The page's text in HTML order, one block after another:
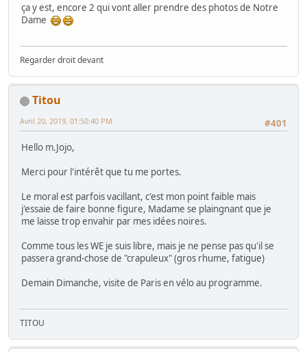
ça y est, encore 2 qui vont aller prendre des photos de Notre
Dame
Regarder droit devant
Titou
#401
Avril 20, 2019, 01:50:40 PM
Hello m.Jojo,
Merci pour l'intérêt que tu me portes.
Le moral est parfois vacillant, c'est mon point faible mais
j'essaie de faire bonne figure, Madame se plaingnant que je
me laisse trop envahir par mes idées noires.
Comme tous les WE je suis libre, mais je ne pense pas qu'il se
passera grand-chose de "crapuleux" (gros rhume, fatigue)
Demain Dimanche, visite de Paris en vélo au programme.
TITOU